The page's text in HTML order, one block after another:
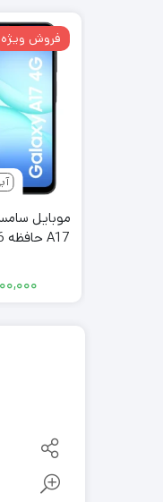
فروش ویژه